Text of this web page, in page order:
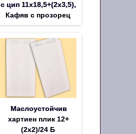
с цип 11х18,5+(2х3,5),
Кафяв с прозорец
Маслоустойчив
хартиен плик 12+
(2х2)/24 Б